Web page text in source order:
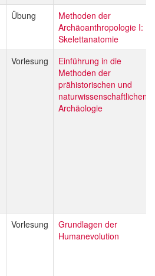
Übung
Methoden der
Archäoanthropologie I:
Skelettanatomie
Vorlesung
Einführung in die
Methoden der
prähistorischen und
naturwissenschaftlichen
Archäologie
Vorlesung
Grundlagen der
Humanevolution